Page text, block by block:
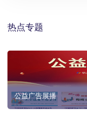
热点专题
公益广告展播